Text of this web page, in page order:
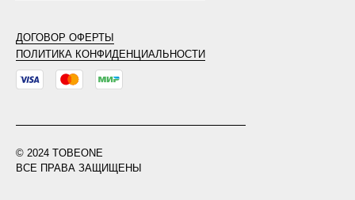
ДОГОВОР ОФЕРТЫ
ПОЛИТИКА КОНФИДЕНЦИАЛЬНОСТИ
© 2024 TOBEONE
ВСЕ ПРАВА ЗАЩИЩЕНЫ